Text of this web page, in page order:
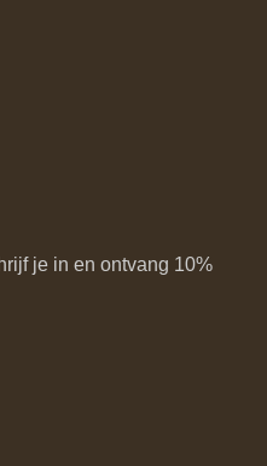
je in en ontvang 10%